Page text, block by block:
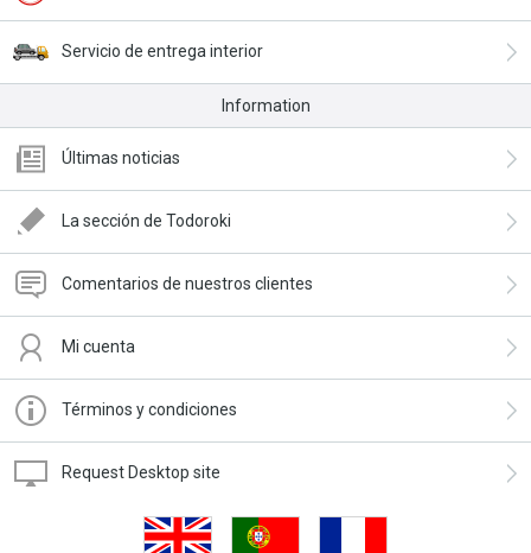
Servicio de entrega interior
Information
Últimas noticias
La sección de Todoroki
Comentarios de nuestros clientes
Mi cuenta
Términos y condiciones
Request Desktop site